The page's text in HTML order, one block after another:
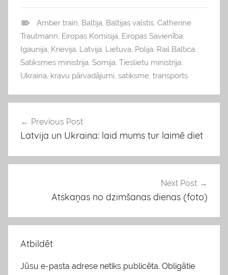
b
l
o
g
Amber train, Baltija, Baltijas valstis, Catherine
Trautmann, Eiropas Komisija, Eiropas Savienība,
Igaunija, Krievija, Latvija, Lietuva, Polija, Rail Baltica,
Satiksmes ministrija, Somija, Tieslietu ministrija,
Ukraina, kravu pārvadājumi, satiksme, transports
Ziņu
izvēlne
Previous Post
Latvija un Ukraina: laid mums tur laimē diet
Next Post
Atskaņas no dzimšanas dienas (foto)
Atbildēt
Jūsu e-pasta adrese netiks publicēta. Obligātie